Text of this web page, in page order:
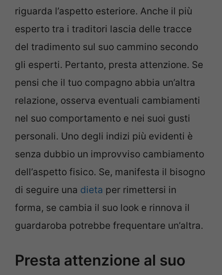
riguarda l’aspetto esteriore. Anche il più
esperto tra i traditori lascia delle tracce
del tradimento sul suo cammino secondo
gli esperti. Pertanto, presta attenzione. Se
pensi che il tuo compagno abbia un’altra
relazione, osserva eventuali cambiamenti
nel suo comportamento e nei suoi gusti
personali. Uno degli indizi più evidenti è
senza dubbio un improvviso cambiamento
dell’aspetto fisico. Se, manifesta il bisogno
di seguire una dieta per rimettersi in
forma, se cambia il suo look e rinnova il
guardaroba potrebbe frequentare un’altra.
Presta attenzione al suo